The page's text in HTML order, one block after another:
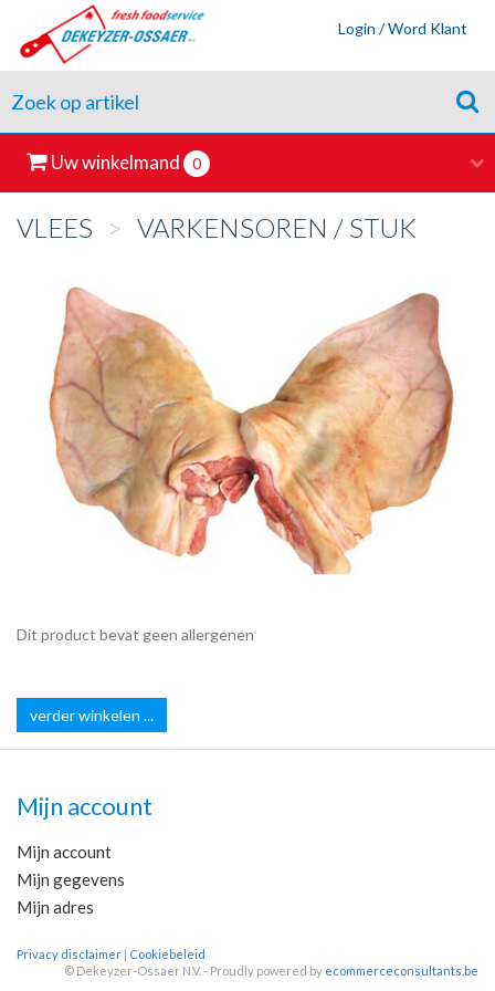
Login / Word Klant
Uw winkelmand 0
VLEES > VARKENSOREN / STUK
Dit product bevat geen allergenen
verder winkelen ...
Mijn account
Mijn account
Mijn gegevens
Mijn adres
Privacy disclaimer | Cookiebeleid
© Dekeyzer-Ossaer N.V. - Proudly powered by ecommerceconsultants.be